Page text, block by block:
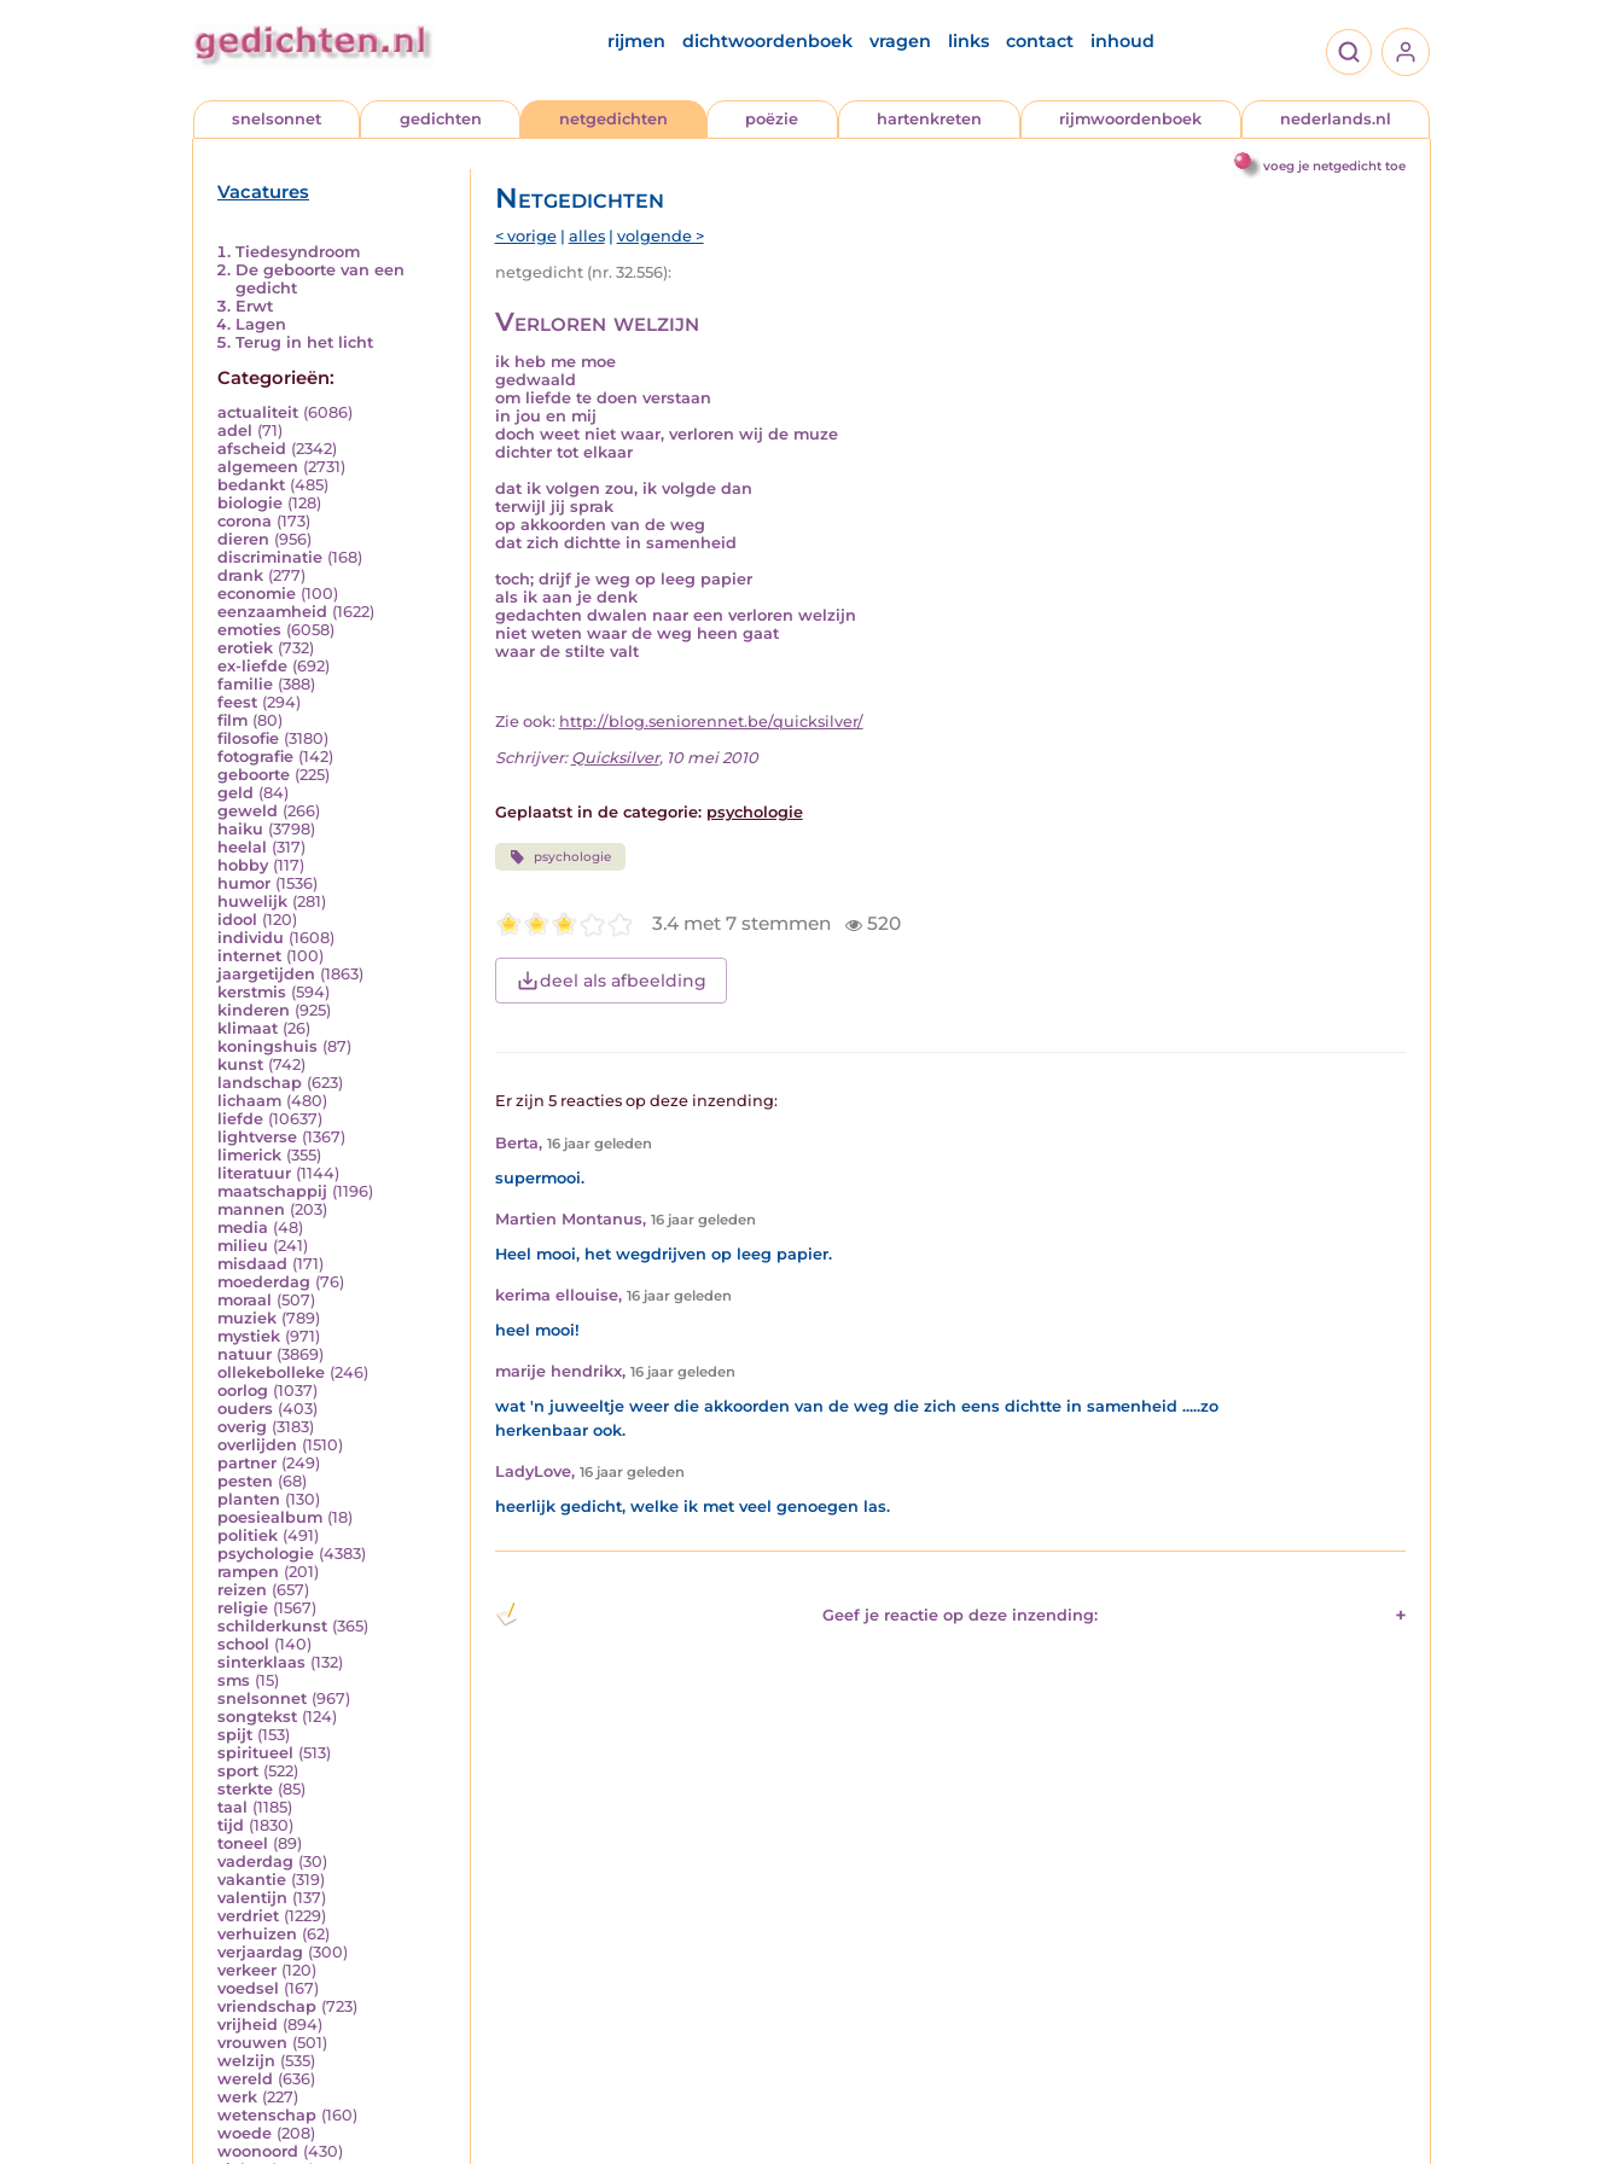
rijmen dichtwoordenboek vragen links contact inhoud
snelsonnet gedichten netgedichten poëzie hartenkreten rijmwoordenboek nederlands.nl
voeg je netgedicht toe
Vacatures
Tiedesyndroom
De geboorte van een
gedicht
Erwt
Lagen
Terug in het licht
Categorieën:
actualiteit (6086)
adel (71)
afscheid (2342)
algemeen (2731)
bedankt (485)
biologie (128)
corona (173)
dieren (956)
discriminatie (168)
drank (277)
economie (100)
eenzaamheid (1622)
emoties (6058)
erotiek (732)
ex-liefde (692)
familie (388)
feest (294)
film (80)
filosofie (3180)
fotografie (142)
geboorte (225)
geld (84)
geweld (266)
haiku (3798)
heelal (317)
hobby (117)
humor (1536)
huwelijk (281)
idool (120)
individu (1608)
internet (100)
jaargetijden (1863)
kerstmis (594)
kinderen (925)
klimaat (26)
koningshuis (87)
kunst (742)
landschap (623)
lichaam (480)
liefde (10637)
lightverse (1367)
limerick (355)
literatuur (1144)
maatschappij (1196)
mannen (203)
media (48)
milieu (241)
misdaad (171)
moederdag (76)
moraal (507)
muziek (789)
mystiek (971)
natuur (3869)
ollekebolleke (246)
oorlog (1037)
ouders (403)
overig (3183)
overlijden (1510)
partner (249)
pesten (68)
planten (130)
poesiealbum (18)
politiek (491)
psychologie (4383)
rampen (201)
reizen (657)
religie (1567)
schilderkunst (365)
school (140)
sinterklaas (132)
sms (15)
snelsonnet (967)
songtekst (124)
spijt (153)
spiritueel (513)
sport (522)
sterkte (85)
taal (1185)
tijd (1830)
toneel (89)
vaderdag (30)
vakantie (319)
valentijn (137)
verdriet (1229)
verhuizen (62)
verjaardag (300)
verkeer (120)
voedsel (167)
vriendschap (723)
vrijheid (894)
vrouwen (501)
welzijn (535)
wereld (636)
werk (227)
wetenschap (160)
woede (208)
woonoord (430)
Netgedichten
< vorige| alles| volgende >
netgedicht (nr. 32.556):
Verloren welzijn
ik heb me moe
gedwaald
om liefde te doen verstaan
in jou en mij
doch weet niet waar, verloren wij de muze
dichter tot elkaar
dat ik volgen zou, ik volgde dan
terwijl jij sprak
op akkoorden van de weg
dat zich dichtte in samenheid
toch; drijf je weg op leeg papier
als ik aan je denk
gedachten dwalen naar een verloren welzijn
niet weten waar de weg heen gaat
waar de stilte valt
Zie ook: http://blog.seniorennet.be/quicksilver/
Schrijver: Quicksilver, 10 mei 2010
Geplaatst in de categorie: psychologie
psychologie
3.4 met 7 stemmen 520
deel als afbeelding
Er zijn 5 reacties op deze inzending:
Berta, 16 jaar geleden
supermooi.
Martien Montanus, 16 jaar geleden
Heel mooi, het wegdrijven op leeg papier.
kerima ellouise, 16 jaar geleden
heel mooi!
marije hendrikx, 16 jaar geleden
wat 'n juweeltje weer die akkoorden van de weg die zich eens dichtte in samenheid .....zo
herkenbaar ook.
LadyLove, 16 jaar geleden
heerlijk gedicht, welke ik met veel genoegen las.
Geef je reactie op deze inzending: